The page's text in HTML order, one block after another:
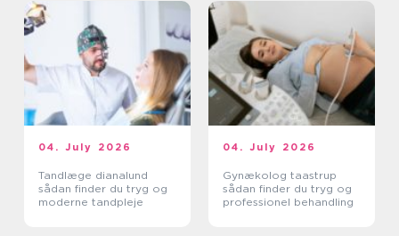
04. July 2026
Tandlæge dianalund
sådan finder du tryg og
moderne tandpleje
04. July 2026
Gynækolog taastrup
sådan finder du tryg og
professionel behandling